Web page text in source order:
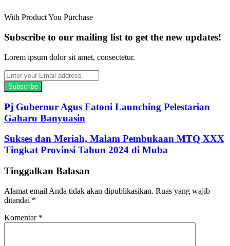
With Product You Purchase
Subscribe to our mailing list to get the new updates!
Lorem ipsum dolor sit amet, consectetur.
Enter
your
Email
address
Pj Gubernur Agus Fatoni Launching Pelestarian
Gaharu Banyuasin
Sukses dan Meriah, Malam Pembukaan MTQ XXX
Tingkat Provinsi Tahun 2024 di Muba
Tinggalkan Balasan
Alamat email Anda tidak akan dipublikasikan. Ruas yang wajib
ditandai *
Komentar *